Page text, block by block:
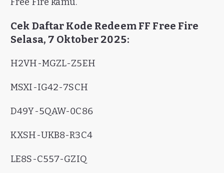
Cek Daftar Kode Redeem FF Free Fire
Selasa, 7 Oktober 2025:
H2VH-MGZL-Z5EH
MSXI-IG42-7SCH
D49Y-5QAW-0C86
KXSH-UKB8-R3C4
LE8S-C557-GZIQ